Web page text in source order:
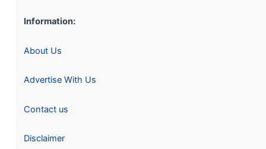
Information:
About Us
Advertise With Us
Contact us
Disclaimer